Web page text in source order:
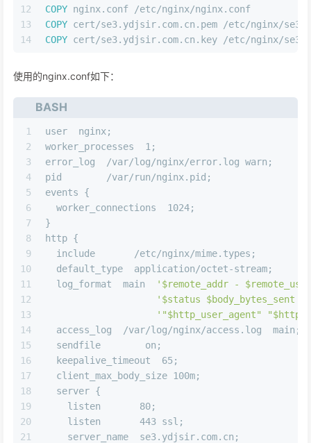
12
13
14
COPY nginx.conf /etc/nginx/nginx.conf
COPY cert/se3.ydjsir.com.cn.pem /etc/nginx/
COPY cert/se3.ydjsir.com.cn.key /etc/nginx/
使用的nginx.conf如下：
BASH
1
2
3
4
5
6
7
8
9
10
11
12
13
14
15
16
17
18
19
20
21
user  nginx;
worker_processes  1;
error_log  /var/log/nginx/error.log warn;
pid        /var/run/nginx.pid;
events {
  worker_connections  1024;
}
http {
  include       /etc/nginx/mime.types;
  default_type  application/octet-stream;
  log_format  main
'$remote_addr -
'$status $body_bytes_sent
'"$http_user_agent"
  access_log  /var/log/nginx/access.log  main;
  sendfile        on;
  keepalive_timeout  65;
  client_max_body_size 100m;
  server {
    listen       80;
    listen       443 ssl;
    server_name  se3.ydjsir.com.cn;